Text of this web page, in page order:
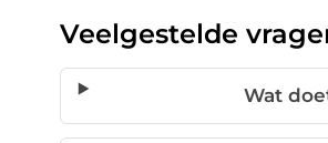
Veelgestelde
Wat